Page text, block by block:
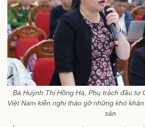
Bà Huỳnh Thị Hồng Hà, Phụ trách đầu tư
Việt Nam kiến nghị tháo gỡ những khó
sản